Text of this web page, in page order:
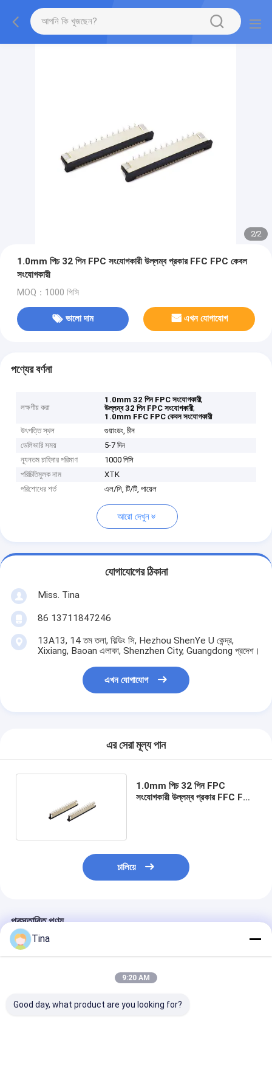
2/2
1.0mm পিচ 32 পিন FPC সংযোগকারী উল্লম্ব প্রকার FFC FPC কেবল
সংযোগকারী
MOQ：1000 পিসি
ভালো দাম এখন যোগাযোগ
পণ্যের বর্ণনা
লক্ষণীয় করা
1.0mm 32 পিন FPC সংযোগকারী,
উল্লম্ব 32 পিন FPC সংযোগকারী,
1.0mm FFC FPC কেবল সংযোগকারী
উৎপত্তি স্থল
গুয়াংডং, চীন
ডেলিভারি সময়
5-7 দিন
ন্যূনতম চাহিদার পরিমাণ
1000 পিসি
পরিচিতিমুলক নাম
XTK
পরিশোধের শর্ত
এল/সি, টি/টি, পায়েল
আরো দেখুন
যোগাযোগের ঠিকানা
Miss. Tina
86 13711847246
13A13, 14 তম তলা, বিল্ডিং সি, Hezhou ShenYe U কেন্দ্র,
Xixiang, Baoan এলাকা, Shenzhen City, Guangdong প্রদেশ।
এখন যোগাযোগ
এর সেরা মূল্য পান
1.0mm পিচ 32 পিন FPC
সংযোগকারী উল্লম্ব প্রকার FFC FPC
চালিয়ে
প্রস্তাবিত পণ্য
Tina
9:20 AM
Good day, what product are you looking for?